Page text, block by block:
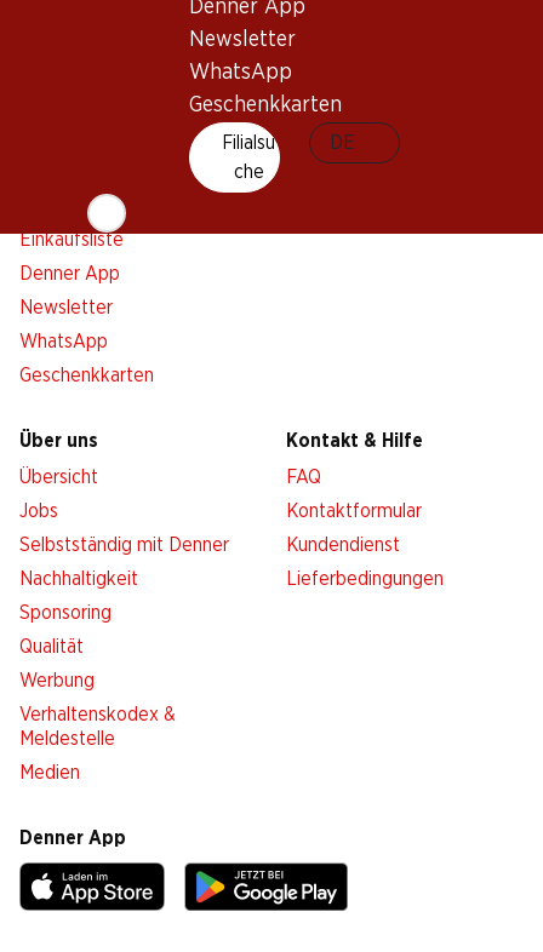
Denner App
Newsletter
WhatsApp
Geschenkkarten
Filialsu
che
DE
Denner Woche abonnieren
Aktionsalarm
Einkaufsliste
Denner App
Newsletter
WhatsApp
Geschenkkarten
Filialen
Filialsuche
Über uns
Übersicht
Jobs
Selbstständig mit Denner
Nachhaltigkeit
Sponsoring
Qualität
Werbung
Verhaltenskodex &
Meldestelle
Medien
Kontakt & Hilfe
FAQ
Kontaktformular
Kundendienst
Lieferbedingungen
Denner App